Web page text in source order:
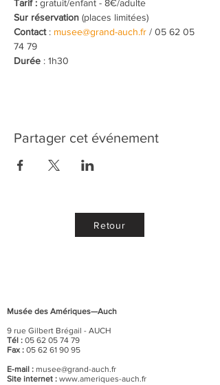
Tarif : gratuit/enfant - 8€/adulte
Sur réservation (places limitées)
Contact : musee@grand-auch.fr / 05 62 05
74 79
Durée : 1h30
Partager cet événement
Retour
Musée des Amériques—Auch
9 rue Gilbert Brégail - AUCH
Tél : 05 62 05 74 79
Fax : 05 62 61 90 95
E-mail : musee@grand-auch.fr
Site internet : www.ameriques-auch.fr